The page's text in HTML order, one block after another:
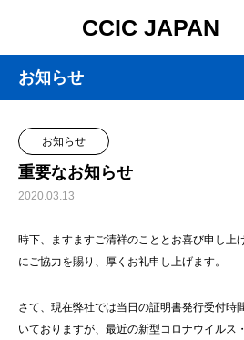
CCIC JAPAN
お知らせ
お知らせ
重要なお知らせ
2020.03.13
時下、ますますご清祥のこととお喜び申し上
にご協力を賜り、厚くお礼申し上げます。
さて、現在弊社では当日の証明書発行受付時
いておりますが、最近の新型コロナウイルス